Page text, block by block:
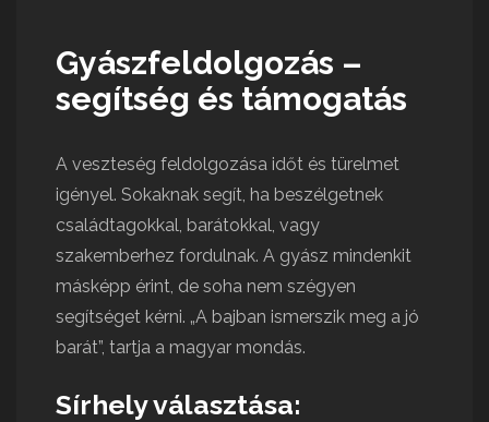
Gyászfeldolgozás –
segítség és támogatás
A veszteség feldolgozása időt és türelmet
igényel. Sokaknak segít, ha beszélgetnek
családtagokkal, barátokkal, vagy
szakemberhez fordulnak. A gyász mindenkit
másképp érint, de soha nem szégyen
segítséget kérni. „A bajban ismerszik meg a jó
barát”, tartja a magyar mondás.
Sírhely választása: